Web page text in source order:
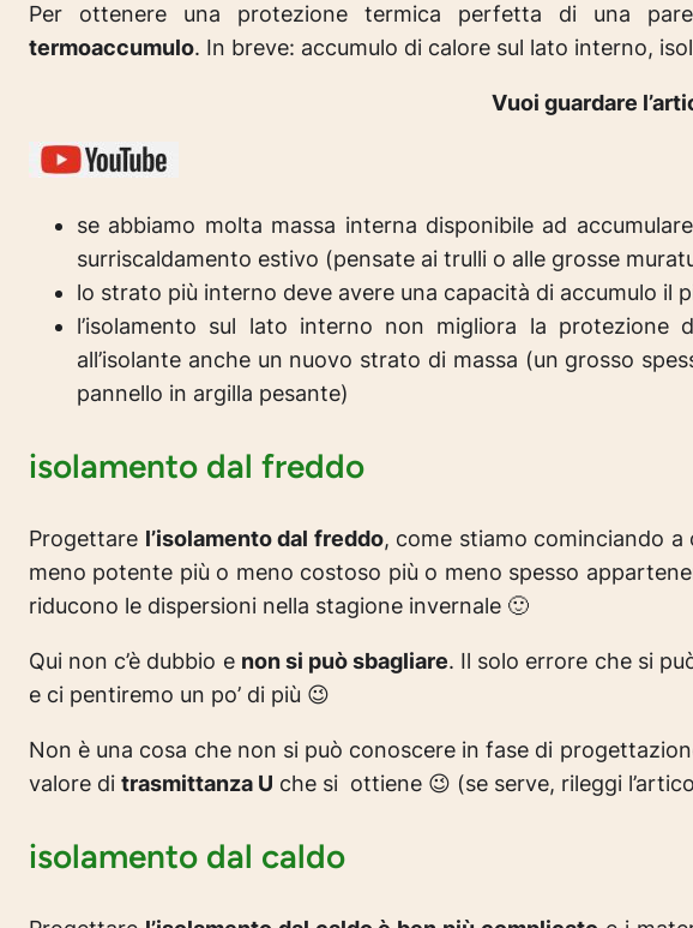
Per ottenere una protezione termica perfetta di una
termoaccumulo. In breve: accumulo di calore sul lato interno,
Vuoi guardare
se abbiamo molta massa interna disponibile ad
surriscaldamento estivo (pensate ai trulli o alle grosse
lo strato più interno deve avere una capacità di accumulo il
l’isolamento sul lato interno non migliora la
all’isolante anche un nuovo strato di massa (un grosso
pannello in argilla pesante)
isolamento dal freddo
Progettare l’isolamento dal freddo, come stiamo cominciando
meno potente più o meno costoso più o meno spesso
riducono le dispersioni nella stagione invernale 🙂
Qui non c’è dubbio e non si può sbagliare. Il solo errore che si
e ci pentiremo un po’ di più 😉
Non è una cosa che non si può conoscere in fase di
valore di trasmittanza U che si ottiene 😉 (se serve, rileggi
isolamento dal caldo